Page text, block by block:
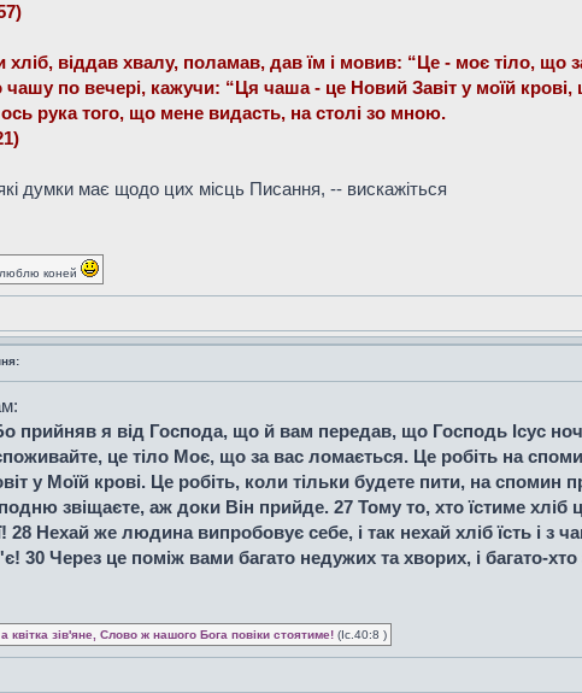
хліб, віддав хвалу, поламав, дав їм і мовив: “Це - моє тіло, що
чашу по вечері, кажучи: “Ця чаша - це Новий Завіт у моїй
рука того, що мене видасть, на столі зо мною.
думки має щодо цих місць Писання, -- вискажіться
коней
прийняв я від Господа, що й вам передав, що Господь Ісус
це тіло Моє, що за вас ломається. Це робіть на
у Моїй крові. Це робіть, коли тільки будете пити, на
звіщаєте, аж доки Він прийде. 27 Тому то, хто їстиме
28 Нехай же людина випробовує себе, і так нехай хліб їсть і з
30 Через це поміж вами багато недужих та хворих, і багато-
квітка зів'яне, Слово ж нашого Бога повіки стоятиме! (Іс.40:8 )